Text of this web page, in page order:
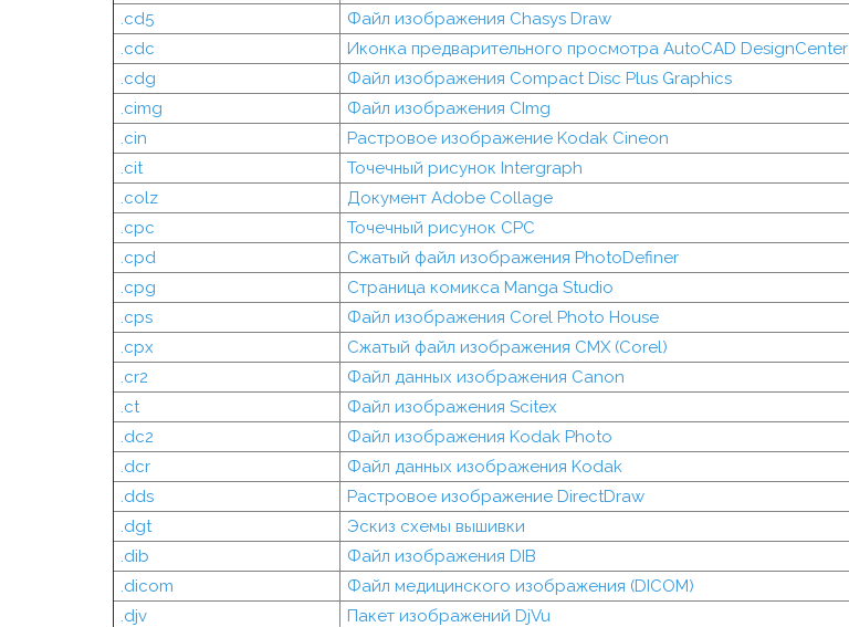
.cd5
Файл изображения Chasys Draw
.cdc
Иконка предварительного просмотра AutoCAD DesignCenter
.cdg
Файл изображения Compact Disc Plus Graphics
.cimg
Файл изображения CImg
.cin
Растровое изображение Kodak Cineon
.cit
Точечный рисунок Intergraph
.colz
Документ Adobe Collage
.cpc
Точечный рисунок CPC
.cpd
Сжатый файл изображения PhotoDefiner
.cpg
Страница комикса Manga Studio
.cps
Файл изображения Corel Photo House
.cpx
Сжатый файл изображения CMX (Corel)
.cr2
Файл данных изображения Canon
.ct
Файл изображения Scitex
.dc2
Файл изображения Kodak Photo
.dcr
Файл данных изображения Kodak
.dds
Растровое изображение DirectDraw
.dgt
Эскиз схемы вышивки
.dib
Файл изображения DIB
.dicom
Файл медицинского изображения (DICOM)
.djv
Пакет изображений DjVu